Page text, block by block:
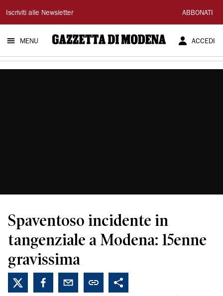
Gazzetta
di
Modena
Iscriviti alle Newsletter ABBONATI
MENU ACCEDI
Spaventoso incidente in
tangenziale a Modena: 15enne
gravissima